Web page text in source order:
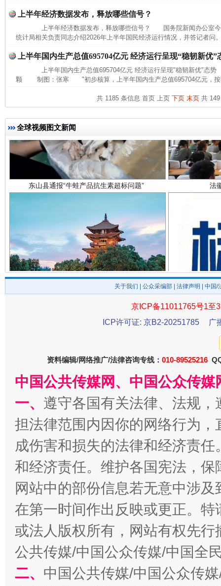
上半年经济数据发布，释放哪些信号？
上半年经济数据发布，释放哪些信号？ 国务院新闻办公室今
统计局相关负责同志介绍2026年上半年国民经济运行情况，并答记者问
上半年国内生产总值695704亿元 经济运行呈现“稳韧新优”
上半年国内生产总值695704亿元 经济运行呈现"稳韧新优"态
颗 制图：张寒 "初步核算，上半年国内生产总值695704亿元，按
共 1185 条信息 首页 上页 下页 末页共 149
全球视频图文新闻
完善运行机制助力责任有效落实
东山县通报“牛蛙产品抗生素超标问题” 法
千年窑火 生生不息 一
揭开“小金库”的免责幌子
受贿1.44亿！段成刚被判无期 从幼
关于我们 公众采编部 法律声明 | 中国
京ICP备11011765号1至
ICP许可证: 京B2-20251785
广
资料编辑/网络推广/法律咨询专线： 010-89525216
中国公共传媒网、中国公众传
一、 遵守各国有关法律、法规
担法律范围内因你的网络行为
成伤害和损失的法律和经济责
和经济责任。维护各国宪法，
网站中的部份信息若无意中涉
在第一时间作出反映或更正。
或法人版权所有，网站有权先
公共传媒/中国公众传媒/中国全
二、 中国公共传媒/中国公众传